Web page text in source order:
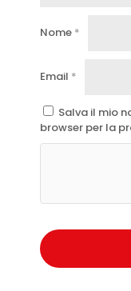
Nome *
Email *
Salva il mio
browser per la